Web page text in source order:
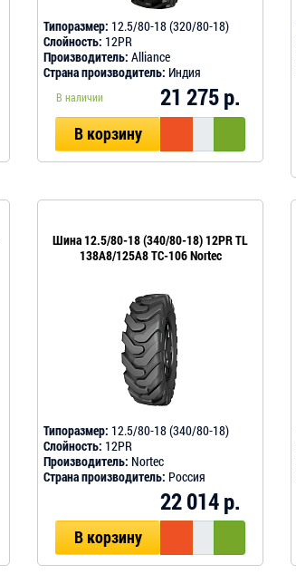
Типоразмер: 12.5/80-18 (320/80-18)
Слойность: 12PR
Производитель: Alliance
Страна производитель: Индия
В наличии 21 275 р.
В корзину
Шина 12.5/80-18 (340/80-18) 12PR TL
138A8/125A8 TC-106 Nortec
Типоразмер: 12.5/80-18 (340/80-18)
Слойность: 12PR
Производитель: Nortec
Страна производитель: Россия
22 014 р.
В корзину